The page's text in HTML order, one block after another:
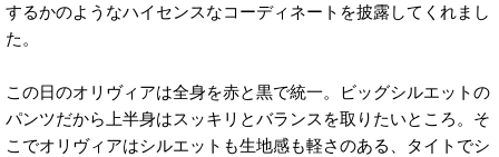
するかのようなハイセンスなコーディネートを披露してくれまし
た。
この日のオリヴィアは全身を赤と黒で統一。ビッグシルエットの
パンツだから上半身はスッキリとバランスを取りたいところ。そ
こでオリヴィアはシルエットも生地感も軽さのある、タイトでシ